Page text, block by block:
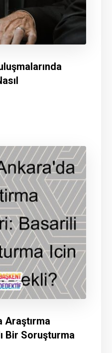
Araştırma
Bir Soruşturma